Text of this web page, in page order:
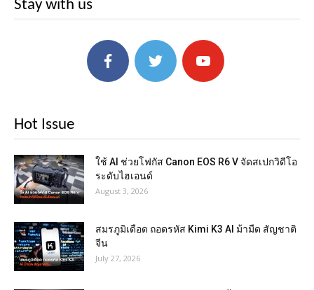
Stay with us
Hot Issue
ใช้ AI ช่วยโฟกัส Canon EOS R6 V จัดสเปกวิดีโอ
ระดับไฮเอนด์
August 3, 2026
สมรภูมิเดือด ถอดรหัส Kimi K3 AI ม้ามืด สัญชาติ
จีน
July 27, 2026